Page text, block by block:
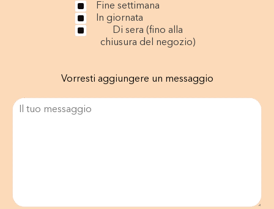
Fine settimana
In giornata
Di sera (fino alla
chiusura del negozio)
Vorresti aggiungere un messaggio